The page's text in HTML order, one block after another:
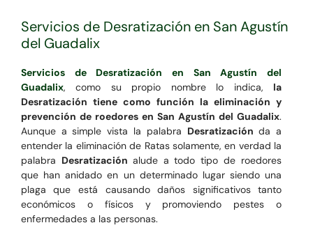
Servicios de Desratización en San Agustín
del Guadalix
Servicios de Desratización en San Agustín del
Guadalix, como su propio nombre lo indica, la
Desratización tiene como función la eliminación y
prevención de roedores en San Agustín del Guadalix.
Aunque a simple vista la palabra Desratización da a
entender la eliminación de Ratas solamente, en verdad la
palabra Desratización alude a todo tipo de roedores
que han anidado en un determinado lugar siendo una
plaga que está causando daños significativos tanto
económicos o físicos y promoviendo pestes o
enfermedades a las personas.